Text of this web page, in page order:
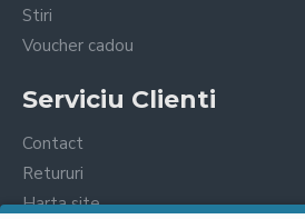
Stiri
Voucher cadou
Serviciu Clienti
Contact
Retururi
Harta site